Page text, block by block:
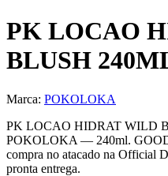
PK LOCAO
BLUSH
Marca: POKOLOKA
PK LOCAO HIDRAT WILD
POKOLOKA — 240ml.
compra no atacado na Official
pronta entrega.